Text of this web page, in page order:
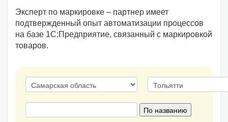
Эксперт по маркировке – партнер имеет
подтвержденный опыт автоматизации процессов
на базе 1С:Предприятие, связанный с маркировкой
товаров.